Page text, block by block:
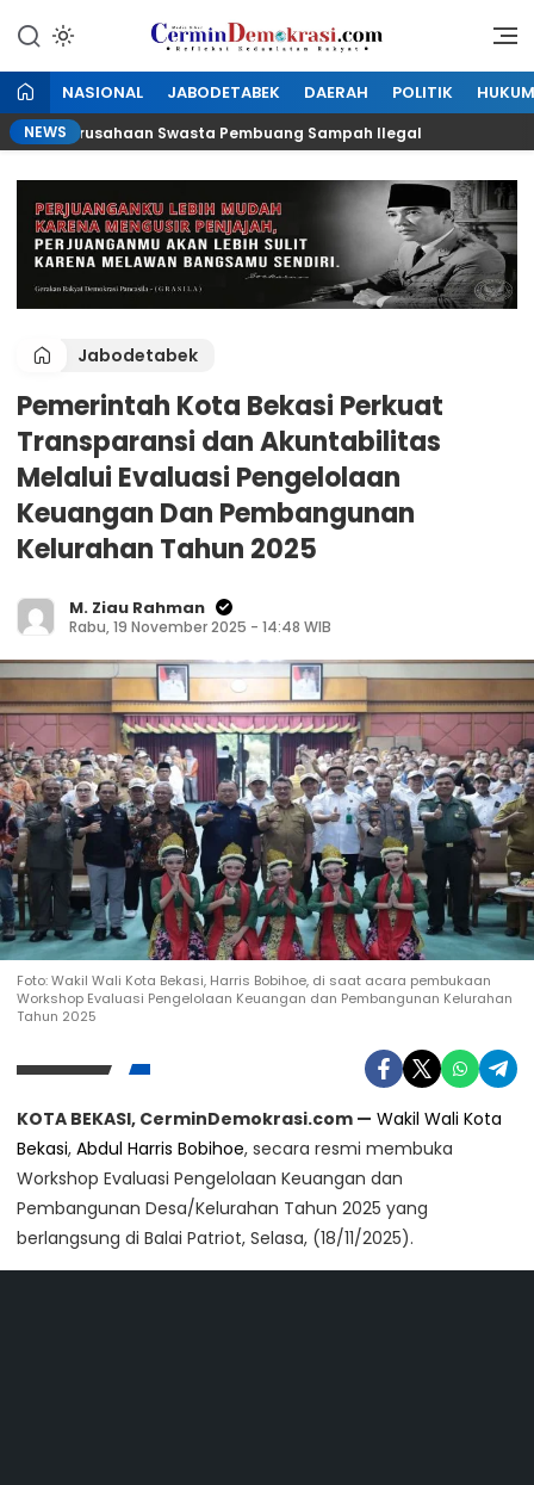
konten
CerminDemokrasi.com
Refleksi Kedaulatan Rakyat
NASIONAL JABODETABEK DAERAH POLITIK HUKUM
NEWS
Perusahaan Swasta Pembuang Sampah Ilegal
Jabodetabek
Pemerintah Kota Bekasi Perkuat
Transparansi dan Akuntabilitas
Melalui Evaluasi Pengelolaan
Keuangan Dan Pembangunan
Kelurahan Tahun 2025
M. Ziau Rahman
Rabu, 19 November 2025 - 14:48 WIB
Foto: Wakil Wali Kota Bekasi, Harris Bobihoe, di saat acara pembukaan
Workshop Evaluasi Pengelolaan Keuangan dan Pembangunan Kelurahan
Tahun 2025
KOTA BEKASI, CerminDemokrasi.com — Wakil Wali Kota
Bekasi, Abdul Harris Bobihoe, secara resmi membuka
Workshop Evaluasi Pengelolaan Keuangan dan
Pembangunan Desa/Kelurahan Tahun 2025 yang
berlangsung di Balai Patriot, Selasa, (18/11/2025).
Kunjungi Website Resmi Cermin Demokrasi
Pj Wali Kota Bekasi Lepas LLI Bintek ke Cikopo
Bogor